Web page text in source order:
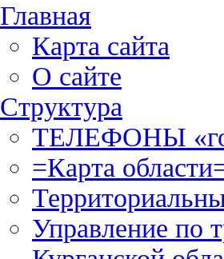
Главная
Карта сайта
О сайте
Структура
ТЕЛЕФОНЫ
=Карта
Управление по